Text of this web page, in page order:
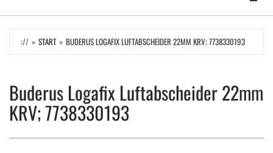
:// START BUDERUS LOGAFIX LUFTABSCHEIDER 22MM KRV; 7738330193
Buderus Logafix Luftabscheider 22mm
KRV; 7738330193